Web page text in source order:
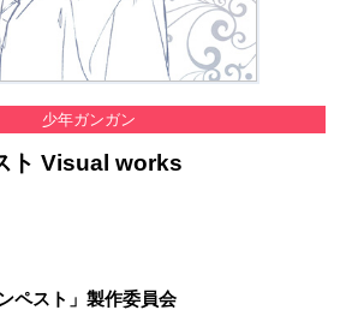
少年ガンガン
ト Visual works
ペスト」製作委員会